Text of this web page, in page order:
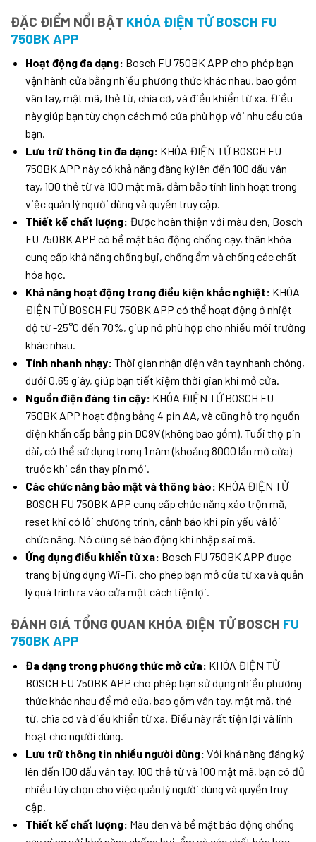
ĐẶC ĐIỂM NỔI BẬT KHÓA ĐIỆN TỬ BOSCH FU
750BK APP
Hoạt động đa dạng: Bosch FU 750BK APP cho phép bạn
vận hành cửa bằng nhiều phương thức khác nhau, bao gồm
vân tay, mật mã, thẻ từ, chìa cơ, và điều khiển từ xa. Điều
này giúp bạn tùy chọn cách mở cửa phù hợp với nhu cầu của
bạn.
Lưu trữ thông tin đa dạng: KHÓA ĐIỆN TỬ BOSCH FU
750BK APP này có khả năng đăng ký lên đến 100 dấu vân
tay, 100 thẻ từ và 100 mật mã, đảm bảo tính linh hoạt trong
việc quản lý người dùng và quyền truy cập.
Thiết kế chất lượng: Được hoàn thiện với màu đen, Bosch
FU 750BK APP có bề mặt báo động chống cạy, thân khóa
cung cấp khả năng chống bụi, chống ẩm và chống các chất
hóa học.
Khả năng hoạt động trong điều kiện khắc nghiệt: KHÓA
ĐIỆN TỬ BOSCH FU 750BK APP có thể hoạt động ở nhiệt
độ từ -25°C đến 70%, giúp nó phù hợp cho nhiều môi trường
khác nhau.
Tính nhanh nhạy: Thời gian nhận diện vân tay nhanh chóng,
dưới 0.65 giây, giúp bạn tiết kiệm thời gian khi mở cửa.
Nguồn điện đáng tin cậy: KHÓA ĐIỆN TỬ BOSCH FU
750BK APP hoạt động bằng 4 pin AA, và cũng hỗ trợ nguồn
điện khẩn cấp bằng pin DC9V (không bao gồm). Tuổi thọ pin
dài, có thể sử dụng trong 1 năm (khoảng 8000 lần mở cửa)
trước khi cần thay pin mới.
Các chức năng bảo mật và thông báo: KHÓA ĐIỆN TỬ
BOSCH FU 750BK APP cung cấp chức năng xáo trộn mã,
reset khi có lỗi chương trình, cảnh báo khi pin yếu và lỗi
chức năng. Nó cũng sẽ báo động khi nhập sai mã.
Ứng dụng điều khiển từ xa: Bosch FU 750BK APP được
trang bị ứng dụng Wi-Fi, cho phép bạn mở cửa từ xa và quản
lý quá trình ra vào cửa một cách tiện lợi.
ĐÁNH GIÁ TỔNG QUAN KHÓA ĐIỆN TỬ BOSCH FU
750BK APP
Đa dạng trong phương thức mở cửa: KHÓA ĐIỆN TỬ
BOSCH FU 750BK APP cho phép bạn sử dụng nhiều phương
thức khác nhau để mở cửa, bao gồm vân tay, mật mã, thẻ
từ, chìa cơ và điều khiển từ xa. Điều này rất tiện lợi và linh
hoạt cho người dùng.
Lưu trữ thông tin nhiều người dùng: Với khả năng đăng ký
lên đến 100 dấu vân tay, 100 thẻ từ và 100 mật mã, bạn có đủ
nhiều tùy chọn cho việc quản lý người dùng và quyền truy
cập.
Thiết kế chất lượng: Màu đen và bề mặt báo động chống